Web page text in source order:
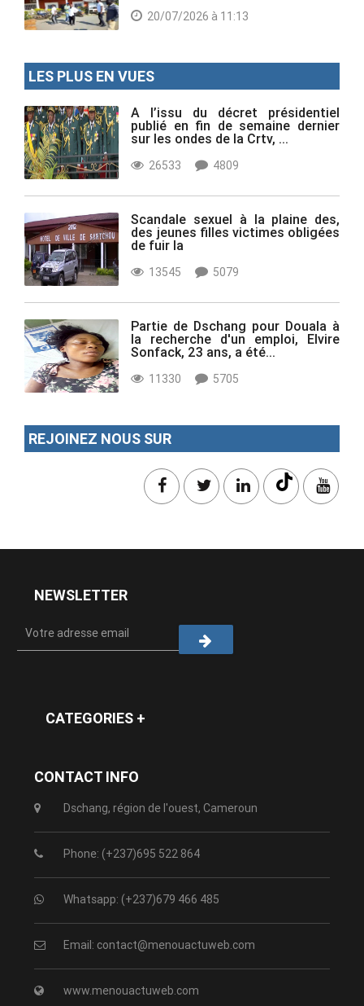
20/07/2026 à 11:13
LES PLUS EN VUES
A l’issu du décret présidentiel
publié en fin de semaine dernier
sur les ondes de la Crtv, ...
26533 4809
Scandale sexuel à la plaine des,
des jeunes filles victimes obligées
de fuir la
13545 5079
Partie de Dschang pour Douala à
la recherche d'un emploi, Elvire
Sonfack, 23 ans, a été...
11330 5705
REJOINEZ NOUS SUR
NEWSLETTER
CATEGORIES +
CONTACT INFO
Dschang, région de l'ouest, Cameroun
Phone: (+237)695 522 864
Whatsapp: (+237)679 466 485
Email: contact@menouactuweb.com
www.menouactuweb.com